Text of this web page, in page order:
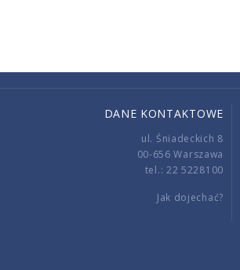
DANE KONTAKTOWE
ul. Śniadeckich 8
00-656 Warszawa
tel.: 22 5228100
Jak dojechać?